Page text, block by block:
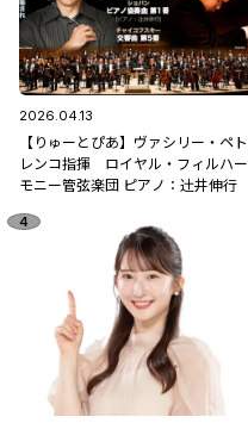
2026.04.13
【りゅーとぴあ】ヴァシリー・ペト
レンコ指揮 ロイヤル・フィルハー
モニー管弦楽団 ピアノ：辻󠄀井伸行